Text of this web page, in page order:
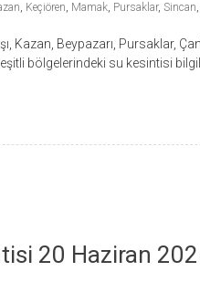
, Keçiören, Mamak, Pursaklar, Sincan,
Kazan, Beypazarı, Pursaklar,
bölgelerindeki su kesintisi
20 Haziran